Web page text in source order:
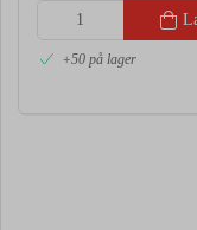
+50 på lager